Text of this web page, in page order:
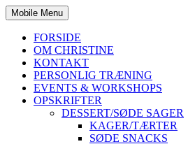
Mobile Menu
FORSIDE
OM CHRISTINE
KONTAKT
PERSONLIG TRÆNING
EVENTS & WORKSHOPS
OPSKRIFTER
DESSERT/SØDE SAGER
KAGER/TÆRTER
SØDE SNACKS